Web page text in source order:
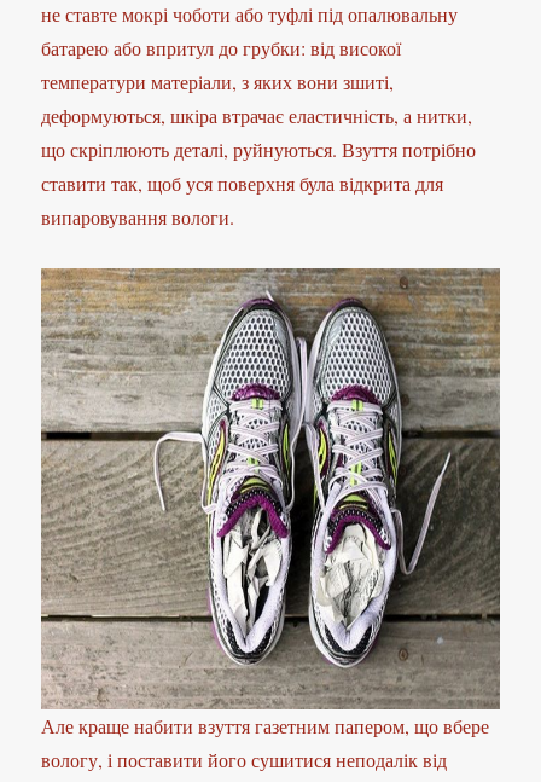
не ставте мокрі чоботи або туфлі під опалювальну
батарею або впритул до грубки: від високої
температури матеріали, з яких вони зшиті,
деформуються, шкіра втрачає еластичність, а нитки,
що скріплюють деталі, руйнуються. Взуття потрібно
ставити так, щоб уся поверхня була відкрита для
випаровування вологи.
Але краще набити взуття газетним папером, що вбере
вологу, і поставити його сушитися неподалік від